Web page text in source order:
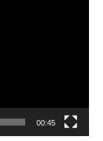
00:45